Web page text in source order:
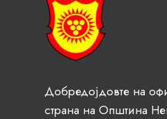
Добредојдовте на
страна на Општина